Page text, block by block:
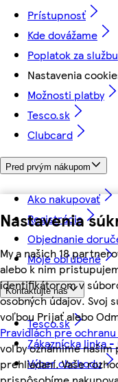
Nastavenia
My a našich 18
alebo k nim
identifikátorom v
osobných údajov. Svoj
voľbou Prijať alebo
Pravidlách pre
voľby oznámime
prehliadaní. Vaše
Prístupnosť
Kde dovážame
Poplatok za službu
Nastavenia
Možnosti platby
Tesco.sk
Clubcard
Pred prvým nákupom
Ako nakupovať
Registrácia
Objednanie
Moje obľúbené
Kontaktujte nás
Tesco.sk
Zákaznícka linka
Výber obchodu